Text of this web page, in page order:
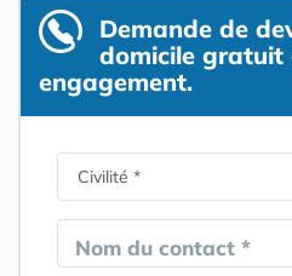
Demande de
domicile gratuit
engagement.
Nom du contact *